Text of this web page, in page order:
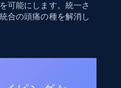
可能にします。統一さ
合の頭痛の種を解消し